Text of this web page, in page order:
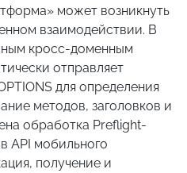
может возникнуть
взаимодействии. В
кросс-доменным
отправляет
для определения
методов, заголовков и
обработка Preflight-
API мобильного
получение и